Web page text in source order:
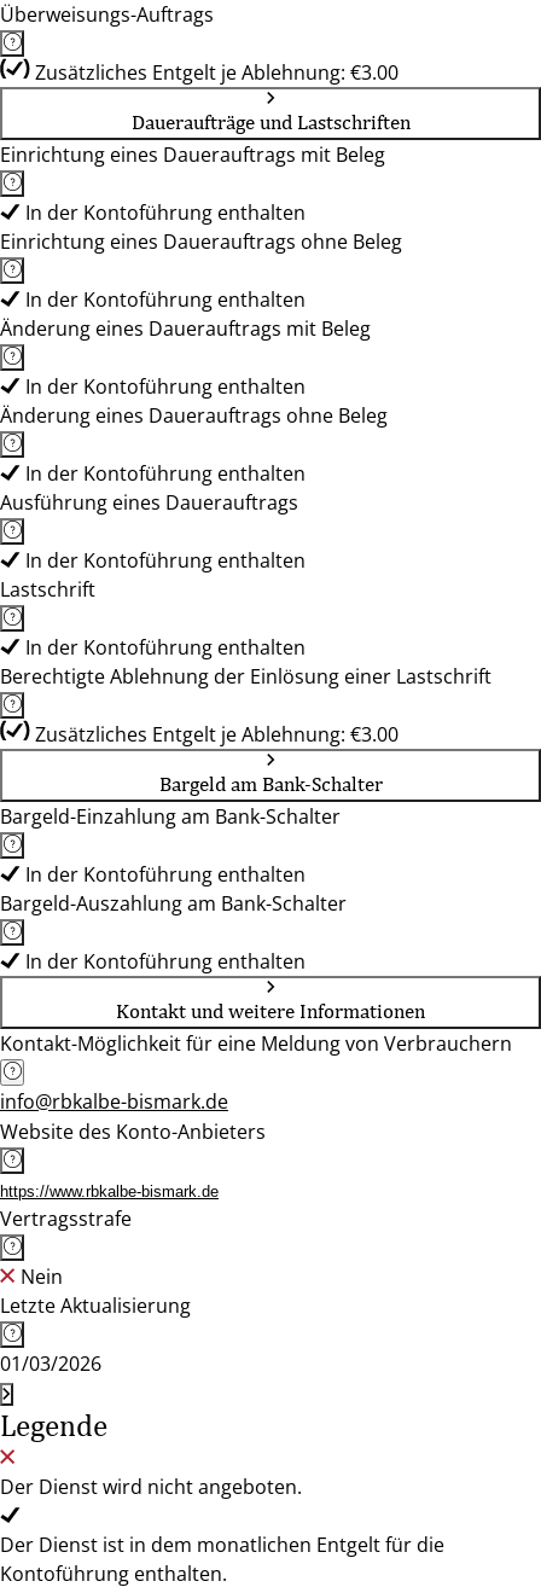
Überweisungs-Auftrags
Zusätzliches Entgelt je Ablehnung: €3.00
Daueraufträge und Lastschriften
Einrichtung eines Dauerauftrags mit Beleg
In der Kontoführung enthalten
Einrichtung eines Dauerauftrags ohne Beleg
In der Kontoführung enthalten
Änderung eines Dauerauftrags mit Beleg
In der Kontoführung enthalten
Änderung eines Dauerauftrags ohne Beleg
In der Kontoführung enthalten
Ausführung eines Dauerauftrags
In der Kontoführung enthalten
Lastschrift
In der Kontoführung enthalten
Berechtigte Ablehnung der Einlösung einer Lastschrift
Zusätzliches Entgelt je Ablehnung: €3.00
Bargeld am Bank-Schalter
Bargeld-Einzahlung am Bank-Schalter
In der Kontoführung enthalten
Bargeld-Auszahlung am Bank-Schalter
In der Kontoführung enthalten
Kontakt und weitere Informationen
Kontakt-Möglichkeit für eine Meldung von Verbrauchern
info@rbkalbe-bismark.de
Website des Konto-Anbieters
https://www.rbkalbe-bismark.de
Vertragsstrafe
Nein
Letzte Aktualisierung
01/03/2026
Legende
Der Dienst wird nicht angeboten.
Der Dienst ist in dem monatlichen Entgelt für die
Kontoführung enthalten.